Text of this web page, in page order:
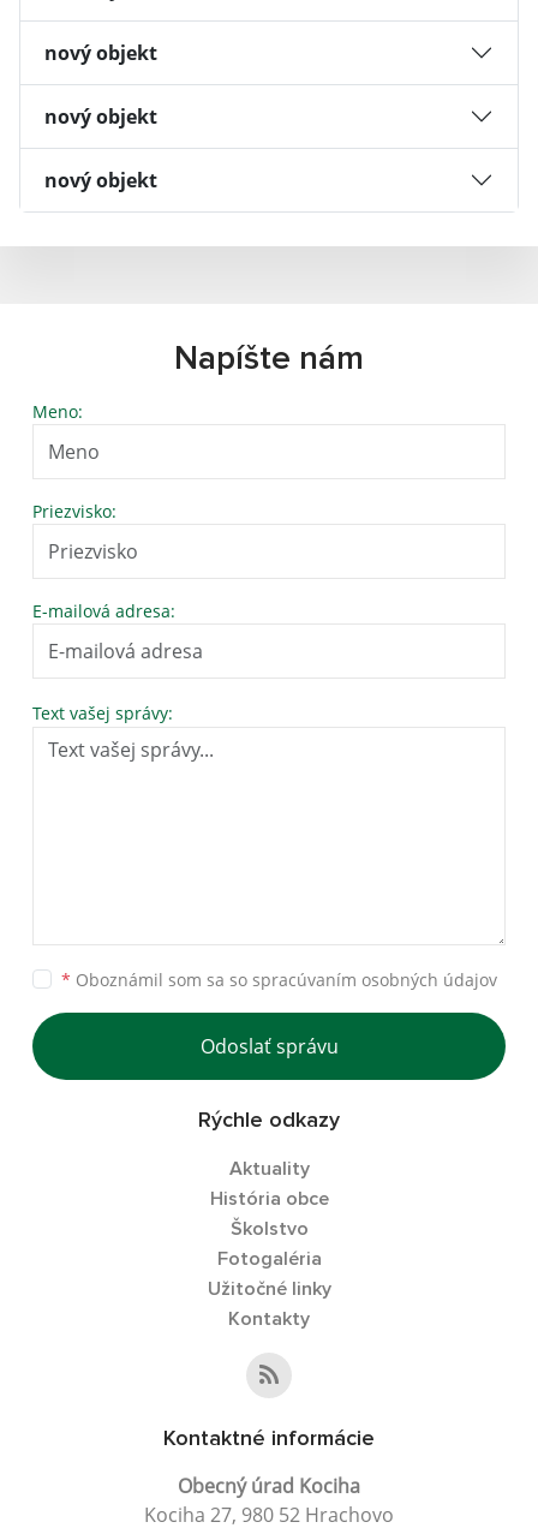
nový objekt
nový objekt
nový objekt
Napíšte nám
Meno:
Priezvisko:
E-mailová adresa:
Text vašej správy:
* Oboznámil som sa so spracúvaním osobných údajov
Odoslať správu
Rýchle odkazy
Aktuality
História obce
Školstvo
Fotogaléria
Užitočné linky
Kontakty
Kontaktné informácie
Obecný úrad Kociha
Kociha 27, 980 52 Hrachovo